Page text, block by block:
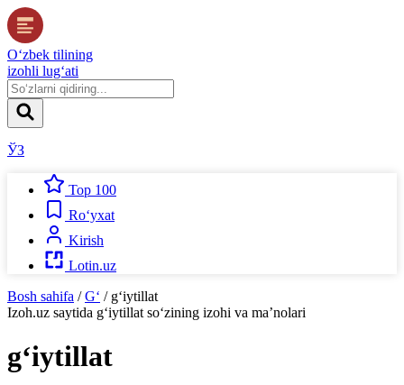
O‘zbek tilining
izohli lug‘ati
ЎЗ
Top 100
Ro‘yxat
Kirish
Lotin.uz
Bosh sahifa / G‘ / g‘iytillat
Izoh.uz saytida g‘iytillat so‘zining izohi va ma’nolari
g‘iytillat